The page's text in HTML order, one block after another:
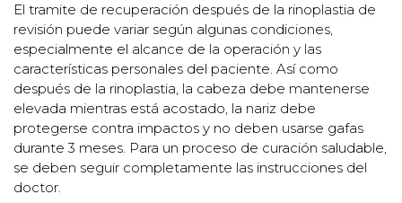
El tramite de recuperación después de la rinoplastia de
revisión puede variar según algunas condiciones,
especialmente el alcance de la operación y las
características personales del paciente. Así como
después de la rinoplastia, la cabeza debe mantenerse
elevada mientras está acostado, la nariz debe
protegerse contra impactos y no deben usarse gafas
durante 3 meses. Para un proceso de curación saludable,
se deben seguir completamente las instrucciones del
doctor.